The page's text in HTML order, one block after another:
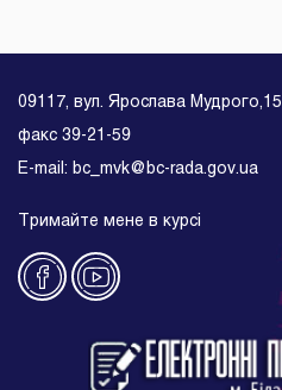
09117, вул. Ярослава Мудрого,15
факс 39-21-59
E-mail: bc_mvk@bc-rada.gov.ua
Тримайте мене в курсі